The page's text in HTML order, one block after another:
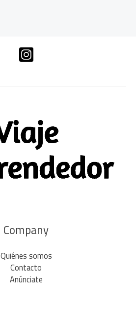
Company
Quiénes somos
Contacto
Anúnciate